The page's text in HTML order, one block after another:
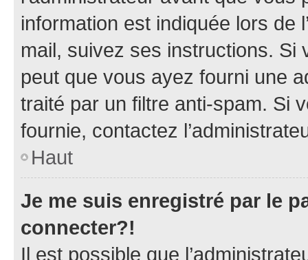
information est indiquée lors de
mail, suivez ses instructions. Si
peut que vous ayez fourni une
traité par un filtre anti-spam. Si
fournie, contactez
Haut
Je me suis enregistré par le
connecter?!
Il est possible que